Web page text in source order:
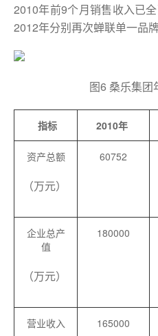
2010年前9个月销售收入已
2012年分别再次蝉联单一品
图6 桑乐集团
指标 2010年
资产总额
（万元）
60752
企业总产
值
（万元）
180000
营业收入 165000